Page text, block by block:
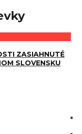
ZASIAHNUTÉ
SLOVENSKU